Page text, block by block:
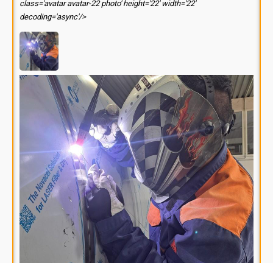
class='avatar avatar-22 photo' height='22' width='22'
decoding='async'/>